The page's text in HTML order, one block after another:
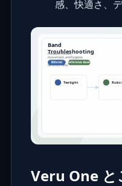
感、快適さ、
Veru One と